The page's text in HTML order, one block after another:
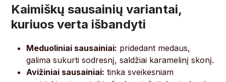
Kaimiškų sausainių variantai,
kuriuos verta išbandyti
Meduoliniai sausainiai: pridedant medaus,
galima sukurti sodresnį, saldžiai karamelinį skonį.
Avižiniai sausainiai: tinka sveikesniam